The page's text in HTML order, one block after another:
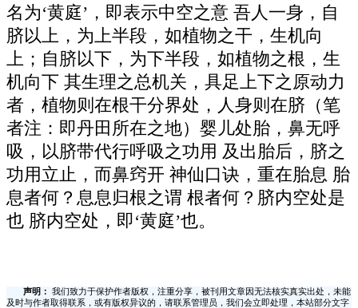
名为‘黄庭’，即表示中空之意 吾人一身，自
脐以上，为上半段，如植物之干，生机向
上；自脐以下，为下半段，如植物之根，生
机向下 其生理之总机关，具足上下之原动力
者，植物则在根干分界处，人身则在脐（笔
者注：即丹田所在之地）婴儿处胎，鼻无呼
吸，以脐带代行呼吸之功用 及出胎后，脐之
功用立止，而鼻窍开 神仙口诀，重在胎息 胎
息者何？息息归根之谓 根者何？脐内空处是
也 脐内空处，即‘黄庭’也。
声明：
我们致力于保护作者版权，注重分享，被刊用文章因无法核实真实出处，未能
及时与作者取得联系，或有版权异议的，请联系管理员，我们会立即处理，本站部分文字